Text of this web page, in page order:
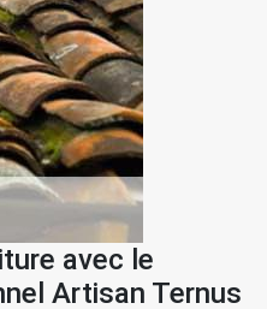
avec le
Artisan Ternus